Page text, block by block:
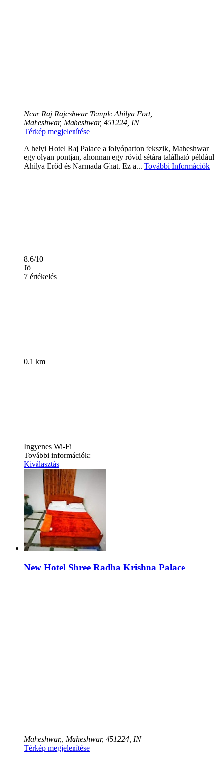
Near Raj Rajeshwar Temple Ahilya Fort,
Maheshwar, Maheshwar, 451224, IN
Térkép megjelenítése
A helyi Hotel Raj Palace a folyóparton fekszik, Maheshwar
egy olyan pontján, ahonnan egy rövid sétára található például
Ahilya Erőd és Narmada Ghat. Ez a... További Információk
8.6/10
Jó
7 értékelés
0.1 km
Ingyenes Wi-Fi
További információk:
Kiválasztás
New Hotel Shree Radha Krishna Palace
Maheshwar,, Maheshwar, 451224, IN
Térkép megjelenítése